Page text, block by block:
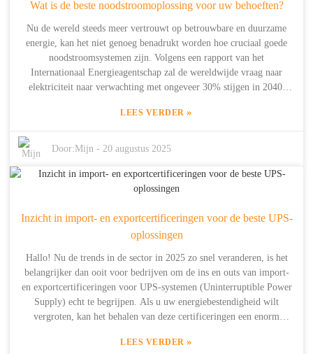
in slimme energietechnologie staan ​​we klaar om de stacaravan-
In deze blog wil ik een aantal van de coolste alternatieven delen en
waarom het toevoegen van geavanceerde energieoplossingen je
caravan-ervaring compleet kan verbeteren – en bovendien
milieuvriendelijker kan maken.
Wat is de beste noodstroomoplossing voor uw behoeften?
Nu de wereld steeds meer vertrouwt op betrouwbare en duurzame
energie, kan het niet genoeg benadrukt worden hoe cruciaal goede
noodstroomsystemen zijn. Volgens een rapport van het
Internationaal Energieagentschap zal de wereldwijde vraag naar
elektriciteit naar verwachting met ongeveer 30% stijgen in 2040,
huishouden runt of een bedrijf runt. Shanghai Dowell Technology
meer dan tien jaar ervaring in geavanceerde kerntechnologie voor
energie. Sinds hun oprichting in 2014 houden ze zich bezig met het
onderzoeken, ontwikkelen en bouwen van energieopslagoplossingen
die aansluiten op de unieke behoeften van zowel huishoudens als
beste noodstroomoplossingen zijn, afgestemd op verschillende
situaties. Bovendien delen we hoe Dowell doorgaat met slimmere
creëren.
LEES VERDER»
Door:Mijn - 20 augustus 2025
Inzicht in import- en exportcertificeringen voor de beste UPS-
oplossingen
Hallo! Nu de trends in de sector in 2025 zo snel veranderen, is het
belangrijker dan ooit voor bedrijven om de ins en outs van import-
en exportcertificeringen voor UPS-systemen (Uninterruptible Power
Supply) echt te begrijpen. Als u uw energiebestendigheid wilt
vergroten, kan het behalen van deze certificeringen een enorm
een echte leider in de energieopslagsector, loopt voorop. Ze richten
LEES VERDER»